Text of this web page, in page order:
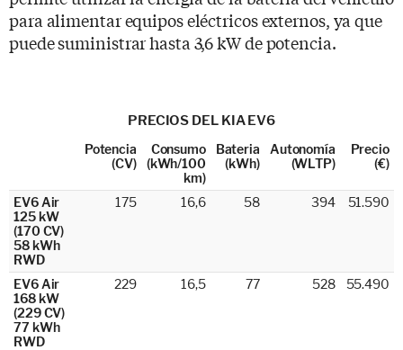
para alimentar equipos eléctricos externos, ya que
puede suministrar hasta 3,6 kW de potencia.
PRECIOS DEL KIA EV6
Potencia
(CV)
Consumo
(kWh/100
km)
Bateria
(kWh)
Autonomía
(WLTP)
Precio
(€)
EV6 Air
125 kW
(170 CV)
58 kWh
RWD
175 16,6 58 394 51.590
EV6 Air
168 kW
(229 CV)
77 kWh
RWD
229 16,5 77 528 55.490